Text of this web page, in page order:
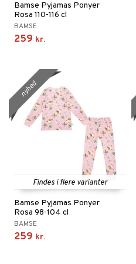
Bamse Pyjamas Ponyer
Rosa 110-116 cl
BAMSE
259 kr.
Findes i flere varianter
Bamse Pyjamas Ponyer
Rosa 98-104 cl
BAMSE
259 kr.
nyhed